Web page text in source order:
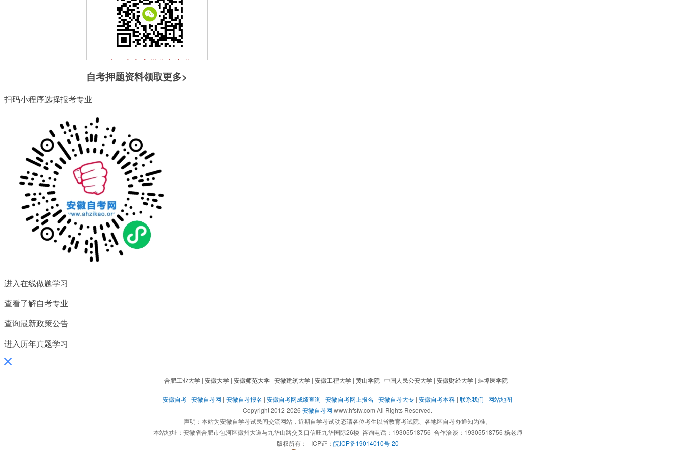
扫一扫加入微信交流群
与其他自考生一起互动、学习
扫一扫关注微信公众号
随时获取自考信息以及各类学
习资料、学习方法、教程。
自考押题资料领取更多>
扫码小程序选择报考专业
进入在线做题学习
查看了解自考专业
查询最新政策公告
进入历年真题学习
合肥工业大学 | 安徽大学 | 安徽师范大学 | 安徽建筑大学 | 安徽工程大学 | 黄山学院 | 中国人民公安大学 | 安徽财经大学 | 蚌埠医学院 |
安徽自考 | 安徽自考网 | 安徽自考报名 | 安徽自考网成绩查询 | 安徽自考网上报名 | 安徽自考大专 | 安徽自考本科 | 联系我们 | 网站地图
Copyright 2012-2026 安徽自考网 www.hfsfw.com All Rights Reserved.
声明：本站为安徽自学考试民间交流网站，近期自学考试动态请各位考生以省教育考试院、各地区自考办通知为准。
本站地址：安徽省合肥市包河区徽州大道与九华山路交叉口信旺九华国际26楼 咨询电话：19305518756 合作洽谈：19305518756 杨老师
版权所有：
ICP证： 皖ICP备19014010号-20